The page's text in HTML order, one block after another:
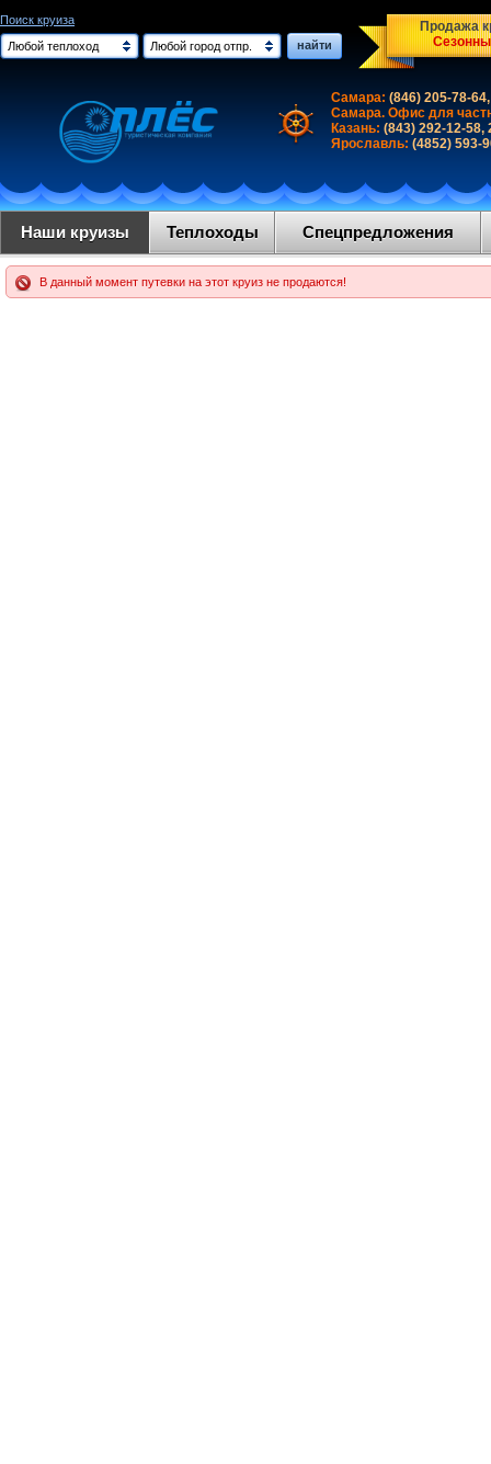
Поиск круиза
Любой теплоход
Любой город отпр. найти
Продажа
Самара: (846) 205-78-
Самара. Офис для
Казань: (843) 292-12-58,
Ярославль: (4852) 593-
Наши круизы Теплоходы Спецпредложения
В данный момент путевки на этот круиз не продаются!